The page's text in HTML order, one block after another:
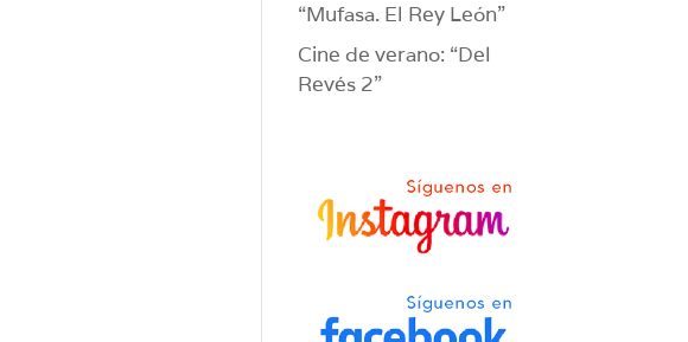
“Mufasa. El Rey León”
Cine de verano: “Del
Revés 2”